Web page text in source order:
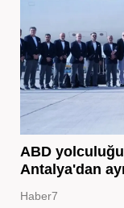
ABD yolculuğu
Antalya'dan
Haber7